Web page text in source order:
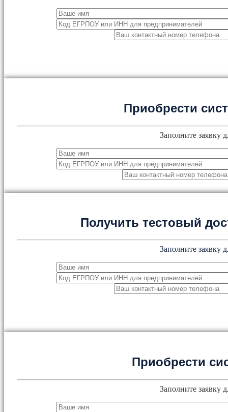
Приобрести
Заполните заявку
Получить тестовый
Заполните заявку
Приобрести
Заполните заявку